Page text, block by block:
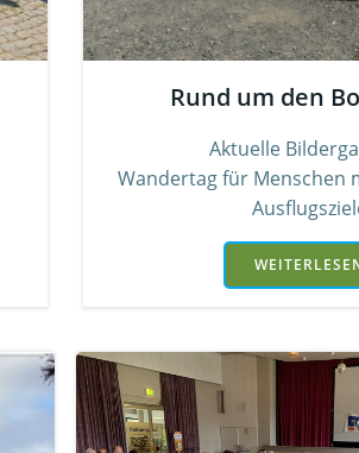
Rund um den
Aktuelle
Wandertag für Menschen